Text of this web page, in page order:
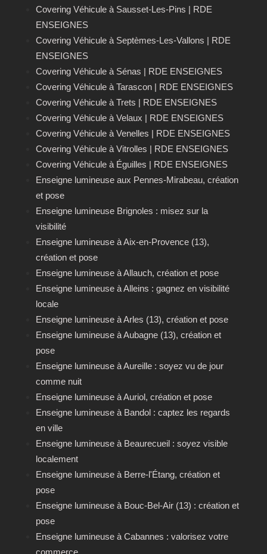
Covering Véhicule à Sausset-Les-Pins | RDE
ENSEIGNES
Covering Véhicule à Septèmes-Les-Vallons | RDE
ENSEIGNES
Covering Véhicule à Sénas | RDE ENSEIGNES
Covering Véhicule à Tarascon | RDE ENSEIGNES
Covering Véhicule à Trets | RDE ENSEIGNES
Covering Véhicule à Velaux | RDE ENSEIGNES
Covering Véhicule à Venelles | RDE ENSEIGNES
Covering Véhicule à Vitrolles | RDE ENSEIGNES
Covering Véhicule à Éguilles | RDE ENSEIGNES
Enseigne lumineuse aux Pennes-Mirabeau, création
et pose
Enseigne lumineuse Brignoles : misez sur la
visibilité
Enseigne lumineuse à Aix-en-Provence (13),
création et pose
Enseigne lumineuse à Allauch, création et pose
Enseigne lumineuse à Alleins : gagnez en visibilité
locale
Enseigne lumineuse à Arles (13), création et pose
Enseigne lumineuse à Aubagne (13), création et
pose
Enseigne lumineuse à Aureille : soyez vu de jour
comme nuit
Enseigne lumineuse à Auriol, création et pose
Enseigne lumineuse à Bandol : captez les regards
en ville
Enseigne lumineuse à Beaurecueil : soyez visible
localement
Enseigne lumineuse à Berre-l'Étang, création et
pose
Enseigne lumineuse à Bouc-Bel-Air (13) : création et
pose
Enseigne lumineuse à Cabannes : valorisez votre
commerce